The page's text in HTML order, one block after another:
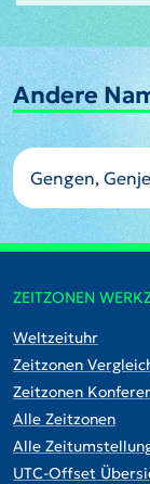
Andere
Gengen,
ZEITZONEN
Weltzeituhr
Zeitzonen
Zeitzonen
Alle Zeitzonen
Alle
UTC-Offset